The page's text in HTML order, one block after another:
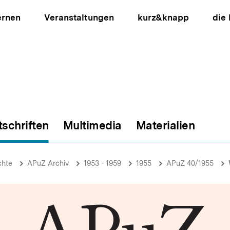
Veranstaltungen kurz&knapp die
Multimedia Materialien
APuZ Archiv 1953 - 1959 1955 APuZ 40/1955